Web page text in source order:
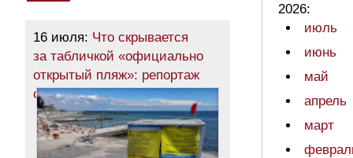
16 июля: Что скрывается
за табличкой «официально
открытый пляж»: репортаж
с побережья Одессы (фото)
2026:
июль
июнь
май
апрель
март